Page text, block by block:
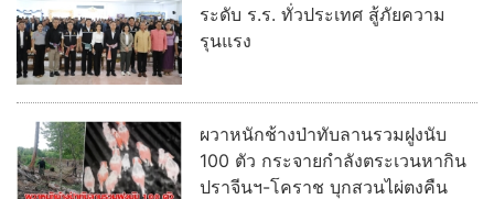
ระดับ ร.ร. ทั่วประเทศ สู้ภัยความ
รุนแรง
ผวาหนักช้างป่าทับลานรวมฝูงนับ
100 ตัว กระจายกำลังตระเวนหากิน
ปราจีนฯ-โคราช บุกสวนไผ่ตงคืน